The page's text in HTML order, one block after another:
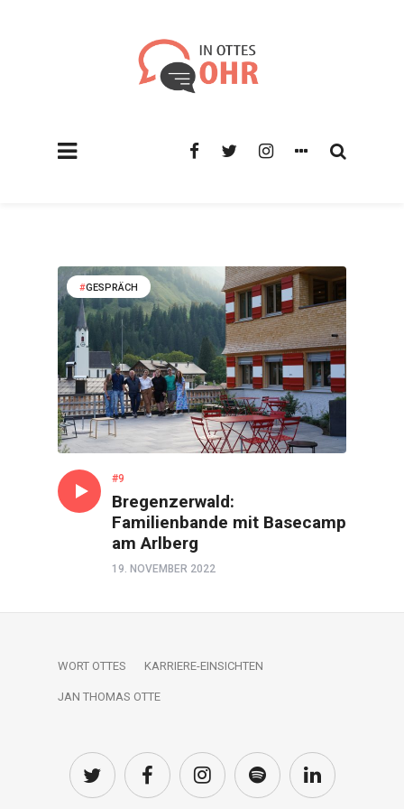
GESPRÄCH
#9
Bregenzerwald:
Familienbande mit Basecamp
am Arlberg
19. NOVEMBER 2022
WORT OTTES KARRIERE-EINSICHTEN
JAN THOMAS OTTE